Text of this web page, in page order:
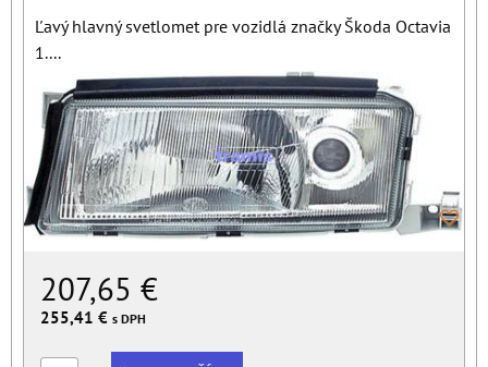
Ľavý hlavný svetlomet pre vozidlá značky Škoda Octavia
1....
207,65 €
255,41 € s DPH